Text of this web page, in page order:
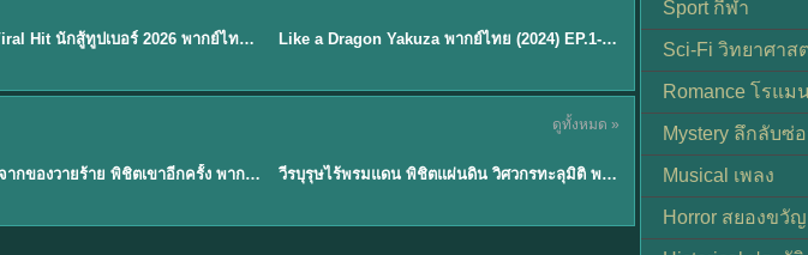
EP.6ซีรี่ย์ญี่ปุ่น Viral Hit นักสู้ทูปเบอร์ 2026 พากย์ไทย EP.1-6 ★7 EP.6Like a Dragon Yakuza พากย์ไทย (2024) EP.1-6 (จบ)
ดูทั้งหมด »
EP.1รักแรกที่ลาจากของวายร้าย พิชิตเขาอีกครั้ง พากย์ไทย EP.1วีรบุรุษไร้พรมแดน พิชิตแผ่นดิน วิศวกรทะลุมิติ พลิกแผ่นดิน
Sport กีฬา
Sci-Fi วิทยาศาส
Romance โรแม
Mystery ลึกลับซ่
Musical เพลง
Horror สยองขวัญ